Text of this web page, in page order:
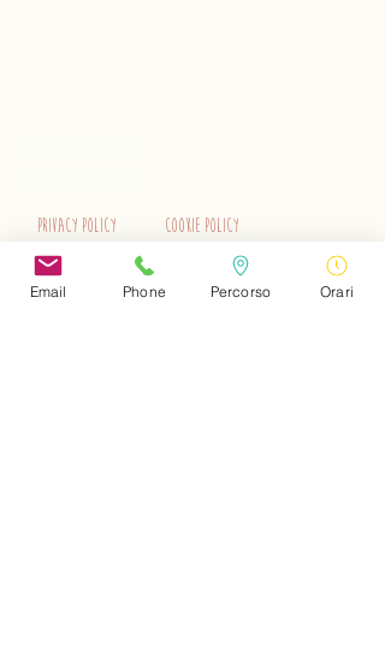
Privacy Policy Cookie Policy
EN Privacy Policy EN Cookie Policy
Email Phone Percorso Orari